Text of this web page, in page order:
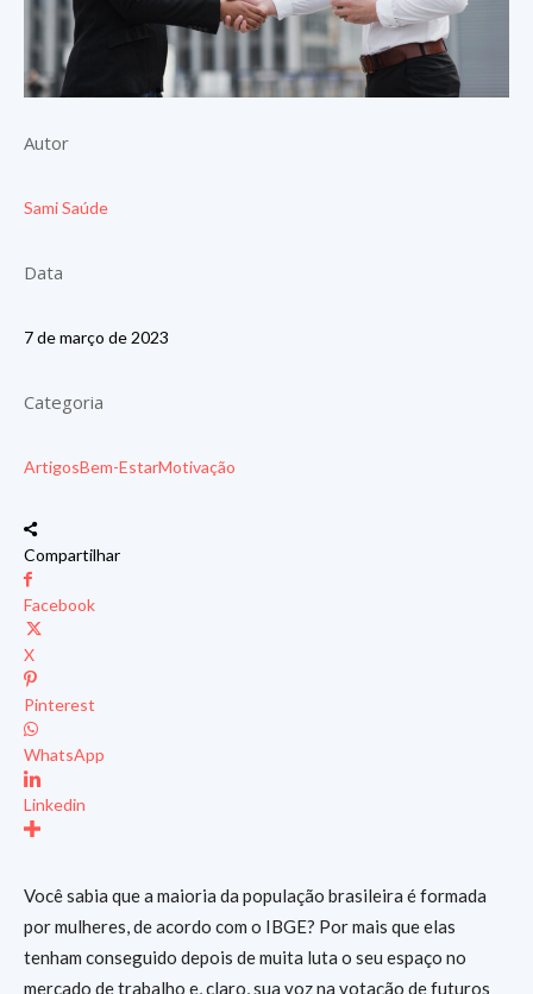
Autor
Sami Saúde
Data
7 de março de 2023
Categoria
ArtigosBem-EstarMotivação
Compartilhar
Facebook
X
Pinterest
WhatsApp
Linkedin
Você sabia que a maioria da população brasileira é formada
por mulheres, de acordo com o IBGE? Por mais que elas
tenham conseguido depois de muita luta o seu espaço no
mercado de trabalho e, claro, sua voz na votação de futuros